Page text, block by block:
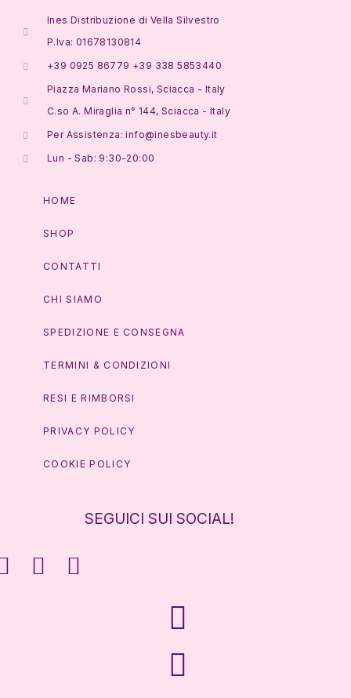
Ines Distribuzione di Vella Silvestro
P.Iva: 01678130814
+39 0925 86779 +39 338 5853440
Piazza Mariano Rossi, Sciacca - Italy
C.so A. Miraglia n° 144, Sciacca - Italy
Per Assistenza: info@inesbeauty.it
Lun - Sab: 9:30-20:00
HOME
SHOP
CONTATTI
CHI SIAMO
SPEDIZIONE E CONSEGNA
TERMINI & CONDIZIONI
RESI E RIMBORSI
PRIVACY POLICY
COOKIE POLICY
SEGUICI SUI SOCIAL!